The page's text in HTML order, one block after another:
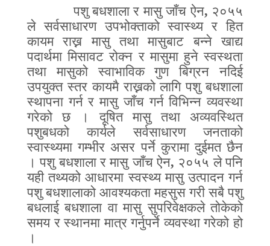
पशु बधशाला र मासु जाँच ऐन, २०५५
ले सर्वसाधारण उपभोक्ताको स्वास्थ्य र हित
कायम राख्न मासु तथा मासुबाट बन्ने खाद्य
पदार्थमा मिसावट रोक्न र मासुमा हुने स्वस्थता
तथा मासुको स्वाभाविक गुण बिग्रन नदिई
उपयुक्त स्तर कायमै राख्नको लागि पशु बधशाला
स्थापना गर्न र मासु जाँच गर्न विभिन्न व्यवस्था
गरेको छ । दूषित मासु तथा अव्यवस्थित
पशुबधको कार्यले सर्वसाधारण जनताको
स्वास्थ्यमा गम्भीर असर पर्ने कुरामा दुईमत छैन
। पशु बधशाला र मासु जाँच ऐन, २०५५ ले पनि
यही तथ्यको आधारमा स्वस्थ्य मासु उत्पादन गर्न
पशु बधशालाको आवश्यकता महसुस गरी सबै पशु
बधलाई बधशाला वा मासु सुपरिवेक्षकले तोकेको
समय र स्थानमा मात्र गर्नुपर्ने व्यवस्था गरेको हो
।